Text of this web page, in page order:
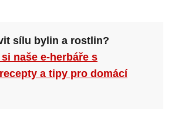
sílu bylin a rostlin?
naše e-herbáře s
a tipy pro domácí